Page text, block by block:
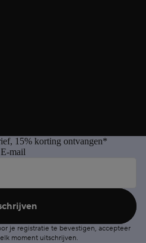
15% korting ontvangen*
E-mail
je registratie te bevestigen, accepteer
moment uitschrijven.